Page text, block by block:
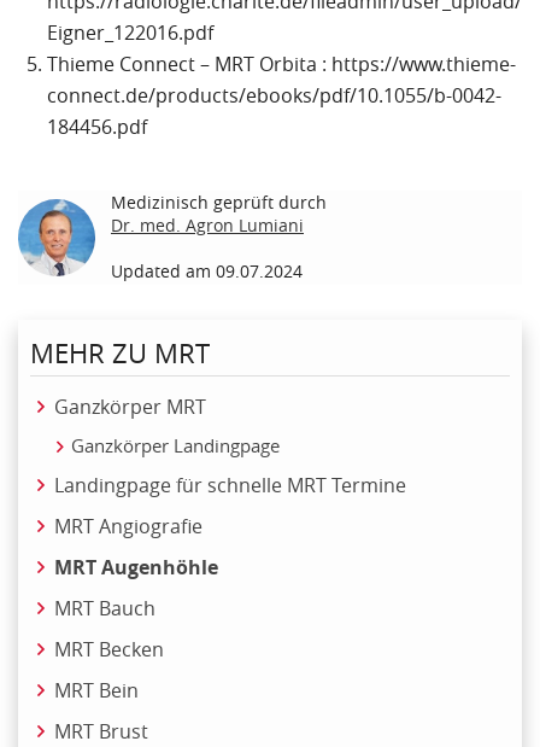
Eigner_122016.pdf
Thieme Connect – MRT Orbita : https://www.thieme-
connect.de/products/ebooks/pdf/10.1055/b-0042-
184456.pdf
Medizinisch geprüft durch
Dr. med. Agron Lumiani
Updated am 09.07.2024
MEHR ZU MRT
Ganzkörper MRT
Ganzkörper Landingpage
Landingpage für schnelle MRT Termine
MRT Angiografie
MRT Augenhöhle
MRT Bauch
MRT Becken
MRT Bein
MRT Brust